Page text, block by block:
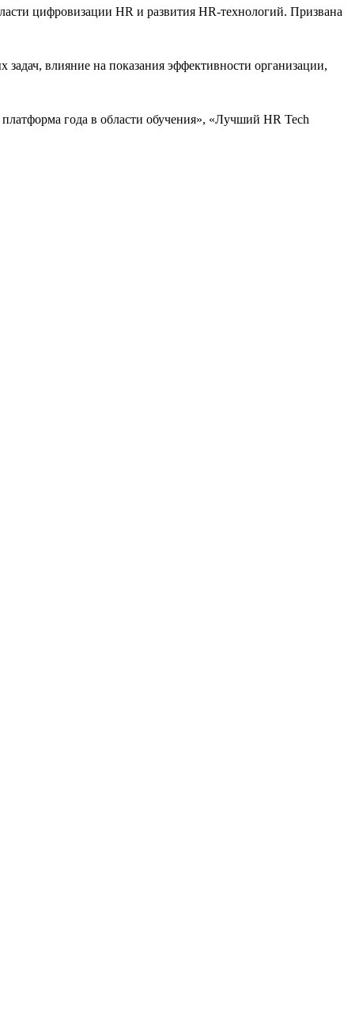
цифровизации HR и развития HR-технологий. Призвана
влияние на показания эффективности организации,
года в области обучения», «Лучший HR Tech